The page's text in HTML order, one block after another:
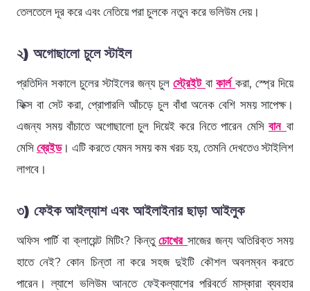
তেলতেলে দূর করে এবং নেতিয়ে পরা চুলকে নতুন করে ভলিউম দেয়।
২) অগোছালো চুলে স্টাইল
প্রতিদিন সকালে চুলের স্টাইলের জন্য চুল স্ট্রেইট বা কার্ল করা, স্প্রে দিয়ে
ফিক্স বা সেট করা, প্রোপারলি আঁচড়ে চুল বাঁধা অনেক বেশি সময় সাপেক্ষ।
এজন্য সময় বাঁচাতে অগোছালো চুল দিয়েই করে নিতে পারেন মেসিবান বা
মেসি ব্রেইড। এটি করতে যেমন সময় কম খরচ হয়, তেমনি দেখতেও স্টাইলিশ
লাগবে।
৩) ফেইক আইল্যাশ এবং আইলাইনার ছাড়া আইলুক
অফিস পার্টি বা ক্লায়েন্ট মিটিং? কিন্তুচোখের সাজের জন্য অতিরিক্ত সময়
হাতে নেই? কোন চিন্তা না করে সহজ দুইটি কৌশল অবলম্বন করতে
পারেন। ল্যাশে ভলিউম আনতে ফেইকল্যাশের পরিবর্তে মাস্কারা ব্যবহার